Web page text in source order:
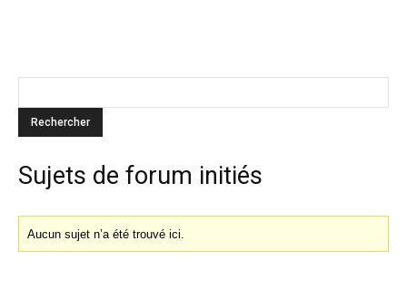
Sujets de forum initiés
Aucun sujet n’a été trouvé ici.